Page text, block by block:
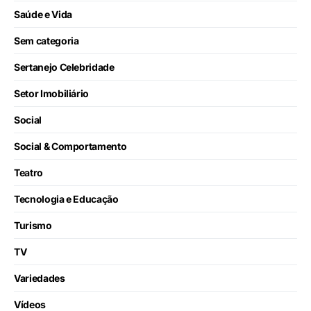
Saúde e Vida
Sem categoria
Sertanejo Celebridade
Setor Imobiliário
Social
Social & Comportamento
Teatro
Tecnologia e Educação
Turismo
TV
Variedades
Vídeos